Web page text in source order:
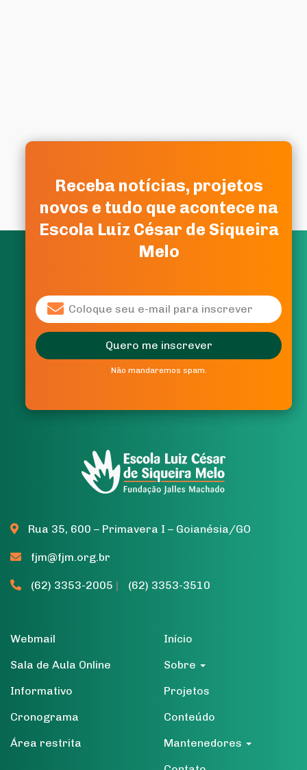
Receba notícias, projetos
novos e tudo que acontece na
Escola Luiz César de Siqueira
Melo
Quero me inscrever
Não mandaremos spam.
Receba notícias, projetos
novos e tudo que acontece na
Escola Luiz César de Siqueira
Melo
Quero me inscrever
Não mandaremos spam.
Rua 35, 600 – Primavera I – Goianésia/GO
fjm@fjm.org.br
(62) 3353-2005 | (62) 3353-3510
Webmail
Sala de Aula Online
Informativo
Cronograma
Área restrita
Início
Sobre
Projetos
Conteúdo
Mantenedores